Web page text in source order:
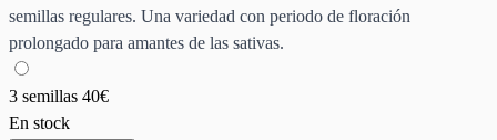
semillas regulares. Una variedad con periodo de floración
prolongado para amantes de las sativas.
3 semillas 40€
En stock